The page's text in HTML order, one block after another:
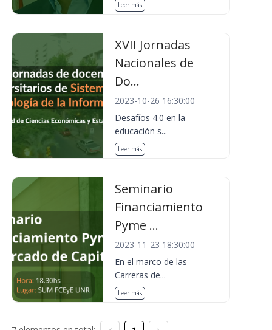
Leer más
XVII Jornadas
Nacionales de
Do...
2023-10-26 16:30:00
Desafíos 4.0 en la
educación s...
Leer más
Seminario
Financiamiento
Pyme ...
2023-11-23 18:30:00
En el marco de las
Carreras de...
Leer más